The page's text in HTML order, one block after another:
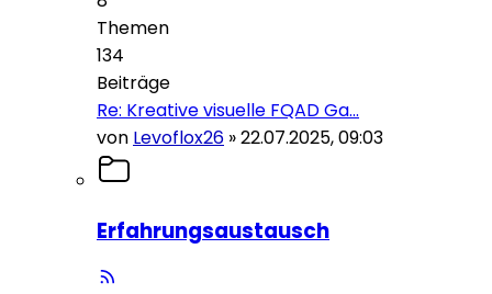
Themen
134
Beiträge
Re: Kreative visuelle FQAD Ga…
von Levoflox26 »22.07.2025, 09:03
Erfahrungsaustausch